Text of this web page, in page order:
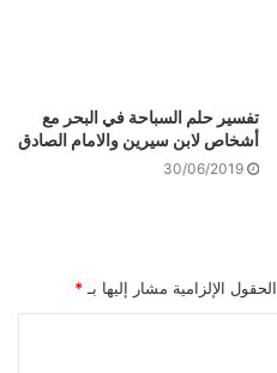
تفسير حلم السباحة في البحر مع
أشخاص لابن سيرين والامام الصادق
30/06/2019
الحقول الإلزامية مشار إليها بـ *